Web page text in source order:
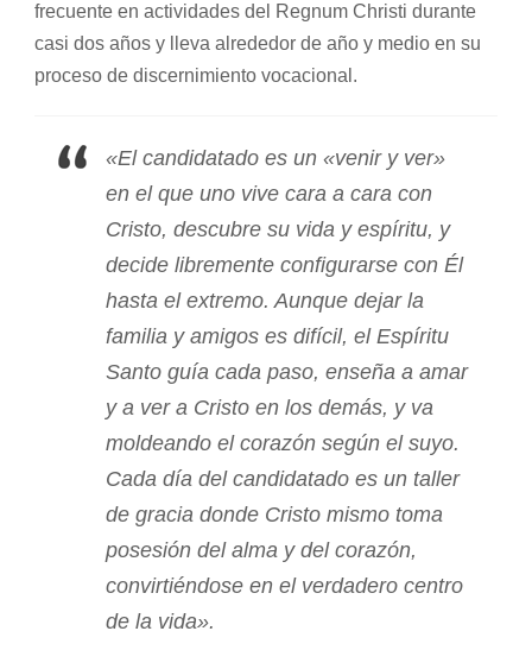
frecuente en actividades del Regnum Christi durante
casi dos años y lleva alrededor de año y medio en su
proceso de discernimiento vocacional.
«El candidatado es un «venir y ver»
en el que uno vive cara a cara con
Cristo, descubre su vida y espíritu, y
decide libremente configurarse con Él
hasta el extremo. Aunque dejar la
familia y amigos es difícil, el Espíritu
Santo guía cada paso, enseña a amar
y a ver a Cristo en los demás, y va
moldeando el corazón según el suyo.
Cada día del candidatado es un taller
de gracia donde Cristo mismo toma
posesión del alma y del corazón,
convirtiéndose en el verdadero centro
de la vida».